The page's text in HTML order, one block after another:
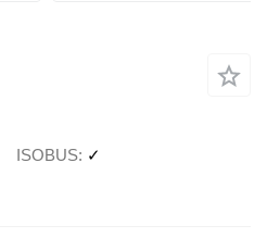
ISOBUS ✓